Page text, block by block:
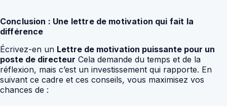
Conclusion : Une lettre de motivation qui fait la
différence
Écrivez-en un Lettre de motivation puissante pour un
poste de directeur Cela demande du temps et de la
réflexion, mais c’est un investissement qui rapporte. En
suivant ce cadre et ces conseils, vous maximisez vos
chances de :